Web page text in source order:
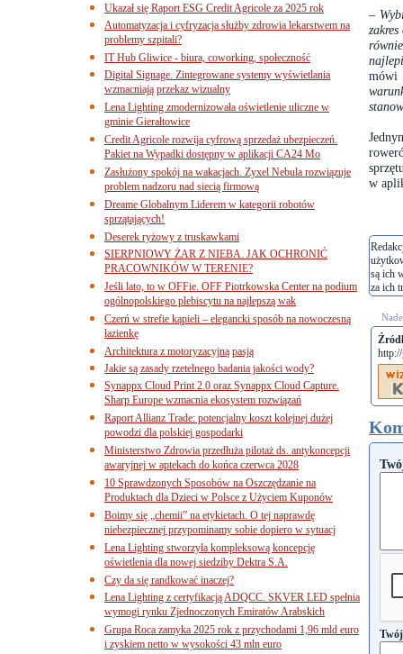
–
mówi
w
są ich
za ich
Ukazał się Raport ESG Credit Agricole za 2025 rok
Automatyzacja i cyfryzacja służby zdrowia lekarstwem na
problemy szpitali?
IT Hub Gliwice - biura, coworking, społeczność
Digital Signage. Zintegrowane systemy wyświetlania
wzmacniają przekaz wizualny
Lena Lighting zmodernizowała oświetlenie uliczne w
gminie Gierałtowice
Credit Agricole rozwija cyfrową sprzedaż ubezpieczeń.
Pakiet na Wypadki dostępny w aplikacji CA24 Mo
Zasłużony spokój na wakacjach. Zyxel Nebula rozwiązuje
problem nadzoru nad siecią firmową
Dreame Globalnym Liderem w kategorii robotów
sprzątających!
Deserek ryżowy z truskawkami
SIERPNIOWY ŻAR Z NIEBA. JAK OCHRONIĆ
PRACOWNIKÓW W TERENIE?
Jeśli lato, to w OFFie. OFF Piotrkowska Center na podium
ogólnopolskiego plebiscytu na najlepszą wak
Czerń w strefie kąpieli – elegancki sposób na nowoczesną
łazienkę
Architektura z motoryzacyjną pasją
Jakie są zasady rzetelnego badania jakości wody?
Synappx Cloud Print 2.0 oraz Synappx Cloud Capture.
Sharp Europe wzmacnia ekosystem rozwiązań
Raport Allianz Trade: potencjalny koszt kolejnej dużej
powodzi dla polskiej gospodarki
Ministerstwo Zdrowia przedłuża pilotaż ds. antykoncepcji
awaryjnej w aptekach do końca czerwca 2028
10 Sprawdzonych Sposobów na Oszczędzanie na
Produktach dla Dzieci w Polsce z Użyciem Kuponów
Boimy się „chemii” na etykietach. O tej naprawdę
niebezpiecznej przypominamy sobie dopiero w sytuacj
Lena Lighting stworzyła kompleksową koncepcję
oświetlenia dla nowej siedziby Dektra S.A.
Czy da się randkować inaczej?
Lena Lighting z certyfikacją ADQCC. SKVER LED spełnia
wymogi rynku Zjednoczonych Emiratów Arabskich
Grupa Roca zamyka 2025 rok z przychodami 1,96 mld euro
i zyskiem netto w wysokości 43 mln euro